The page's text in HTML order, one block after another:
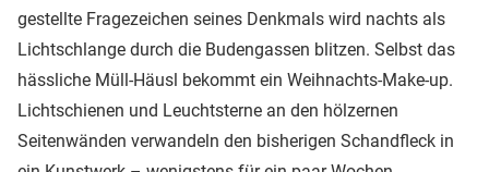
gestellte Fragezeichen seines Denkmals wird nachts als
Lichtschlange durch die Budengassen blitzen. Selbst das
hässliche Müll-Häusl bekommt ein Weihnachts-Make-up.
Lichtschienen und Leuchtsterne an den hölzernen
Seitenwänden verwandeln den bisherigen Schandfleck in